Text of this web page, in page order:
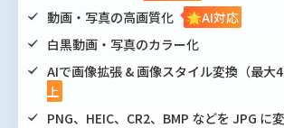
動画・写真の高画質化
🌟AI対応
白黒動画・写真のカラー化
AIで画像拡張 & 画像スタイル変換（最大
上
PNG、HEIC、CR2、BMP などを JPG に